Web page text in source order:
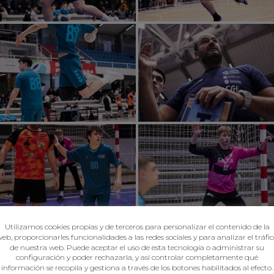
Utilizamos cookies propias y de terceros para personalizar el contenido de la
proporcionarles funcionalidades a las redes sociales y para analizar el
de nuestra web. Puede aceptar el uso de esta tecnología o administrar su
configuración y poder rechazarla, y así controlar completamente qué
información se recopila y gestiona a través de los botones habilitados al efecto.